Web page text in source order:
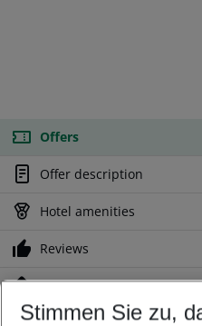
Offers
Offer description
Hotel amenities
Reviews
Location
Stimmen Sie zu,